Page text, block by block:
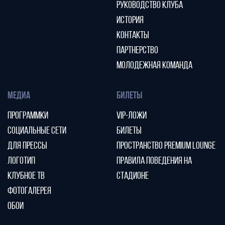
РУКОВОДСТВО КЛУБА
ИСТОРИЯ
КОНТАКТЫ
ПАРТНЕРСТВО
МОЛОДЕЖНАЯ КОМАНДА
МЕДИА
ПРОГРАММКИ
СОЦИАЛЬНЫЕ СЕТИ
ДЛЯ ПРЕССЫ
ЛОГОТИП
КЛУБНОЕ ТВ
ФОТОГАЛЕРЕЯ
ОБОИ
БИЛЕТЫ
VIP-ЛОЖИ
БИЛЕТЫ
ПРОСТРАНСТВО PREMIUM LOUNGE
ПРАВИЛА ПОВЕДЕНИЯ НА
СТАДИОНЕ